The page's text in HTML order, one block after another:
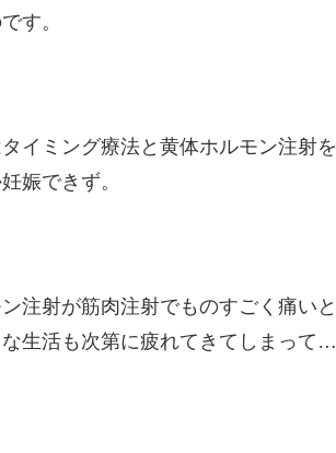
す。
イミング療法と黄体ホルモン注射
娠できず。
注射が筋肉注射でものすごく痛い
生活も次第に疲れてきてしまって…